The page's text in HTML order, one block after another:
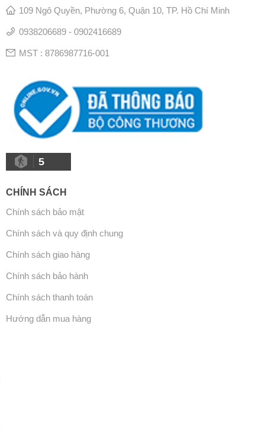
109 Ngô Quyền, Phường 6, Quận 10, TP. Hồ Chí Minh
0938206689 - 0902416689
MST : 8786987716-001
5
CHÍNH SÁCH
Chính sách bảo mật
Chính sách và quy định chung
Chính sách giao hàng
Chính sách bảo hành
Chính sách thanh toán
Hướng dẫn mua hàng